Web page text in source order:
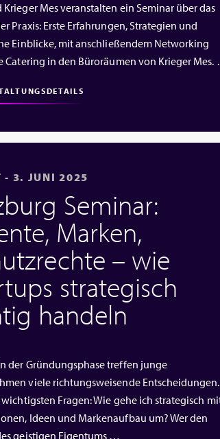
Krieger Mes veranstalten ein Seminar über das
Praxis: Erste Erfahrungen, Strategien und
Einblicke, mit anschließendem Networking
Catering in den Büroräumen von Krieger
- 3. JUNI 2025
Seminar:
Marken,
– wie
strategisch
handeln
der Gründungsphase treffen junge
viele richtungsweisende Entscheidungen.
wichtigsten Fragen: Wie gehe ich strategisch
Ideen und Markenaufbau um? Wer den
geistigen Eigentums …